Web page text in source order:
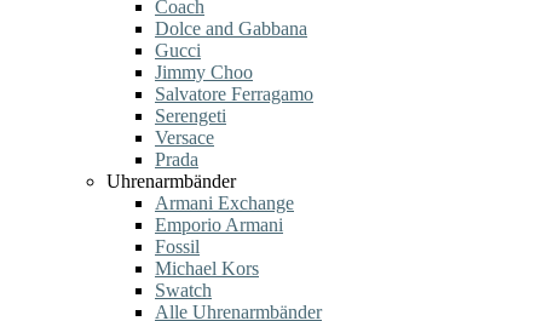
Coach
Dolce and Gabbana
Gucci
Jimmy Choo
Salvatore Ferragamo
Serengeti
Versace
Prada
Uhrenarmbänder
Armani Exchange
Emporio Armani
Fossil
Michael Kors
Swatch
Alle Uhrenarmbänder